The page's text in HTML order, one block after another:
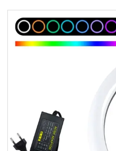
Студійні парасольки
Студійне світло
Лампи для постійного та
Набори імпульсного світла
Фото відбивачі, тримачі для
відбивачів
Поворотні столики
Все для предметної зйомки